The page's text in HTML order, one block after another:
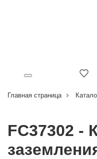
Главная страница
FC37302 -